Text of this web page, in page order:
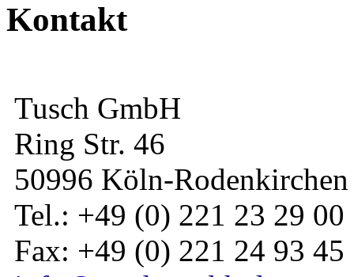
Kontakt
Tusch GmbH
Ring Str. 46
50996 Köln-Rodenkirchen
Tel.: +49 (0) 221 23 29 00
Fax: +49 (0) 221 24 93 45